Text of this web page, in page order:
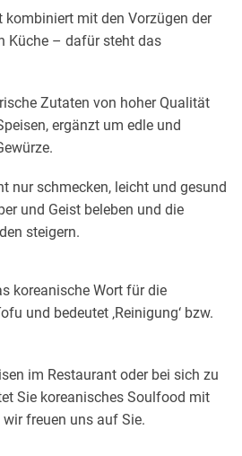
mit den Vorzügen der
Küche – dafür steht das
Zutaten von hoher Qualität
ergänzt um edle und
nur schmecken, leicht und gesund
und Geist beleben und die
steigern.
koreanische Wort für die
und bedeutet ‚Reinigung‘ bzw.
im Restaurant oder bei sich zu
Sie koreanisches Soulfood mit
freuen uns auf Sie.